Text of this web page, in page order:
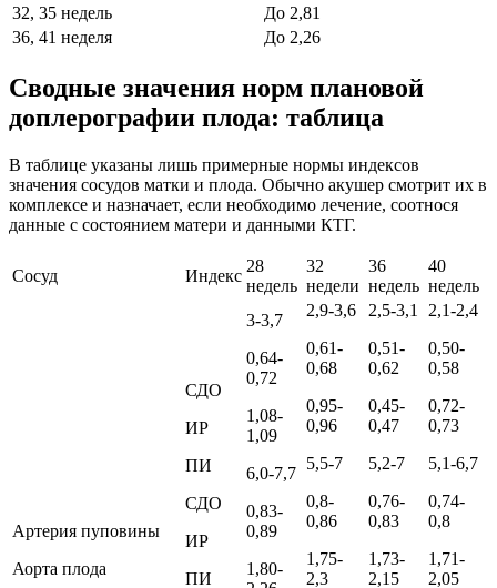
32, 35 недель
До 2,81
36, 41 неделя
До 2,26
Сводные значения норм плановой
доплерографии плода: таблица
В таблице указаны лишь примерные нормы индексов
значения сосудов матки и плода. Обычно акушер смотрит их в
комплексе и назначает, если необходимо лечение, соотнося
данные с состоянием матери и данными КТГ.
Сосуд Индекс
28
недель
32
недели
36
недель
40
недель
Артерия пуповины
Аорта плода
СДО
ИР
ПИ
СДО
ИР
ПИ
3-3,7
0,64-
0,72
1,08-
1,09
6,0-7,7
0,83-
0,89
1,80-
2,9-3,6
0,61-
0,68
0,95-
0,96
5,5-7
0,8-
0,86
1,75-
2,3
2,5-3,1
0,51-
0,62
0,45-
0,47
5,2-7
0,76-
0,83
1,73-
2,15
2,1-2,4
0,50-
0,58
0,72-
0,73
5,1-6,7
0,74-
0,8
1,71-
2,05